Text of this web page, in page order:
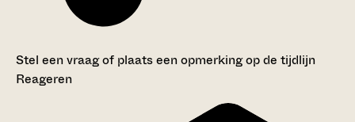
Stel een vraag of plaats een opmerking op de tijdlijn
Reageren